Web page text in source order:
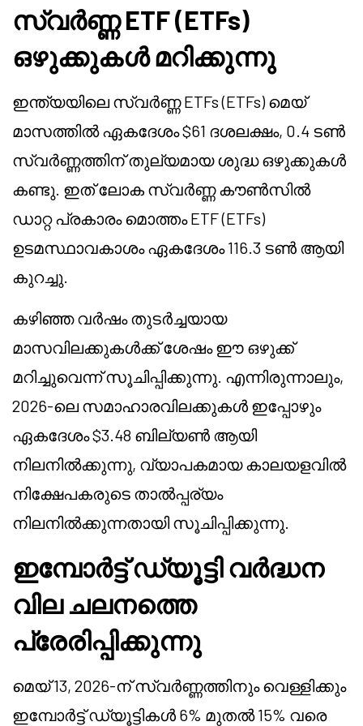
സ്വർണ്ണ ETF (ETFs)
ഒഴുക്കുകൾ മറിക്കുന്നു
ഇന്ത്യയിലെ സ്വർണ്ണ ETFs (ETFs) മെയ്
മാസത്തിൽ ഏകദേശം $61 ദശലക്ഷം, 0.4 ടൺ
സ്വർണ്ണത്തിന് തുല്യമായ ശുദ്ധ ഒഴുക്കുകൾ
കണ്ടു. ഇത് ലോക സ്വർണ്ണ കൗൺസിൽ
ഡാറ്റ പ്രകാരം മൊത്തം ETF (ETFs)
ഉടമസ്ഥാവകാശം ഏകദേശം 116.3 ടൺ ആയി
കുറച്ചു.
കഴിഞ്ഞ വർഷം തുടർച്ചയായ
മാസവിലക്കുകൾക്ക് ശേഷം ഈ ഒഴുക്ക്
മറിച്ചുവെന്ന് സൂചിപ്പിക്കുന്നു. എന്നിരുന്നാലും,
2026-ലെ സമാഹാരവിലക്കുകൾ ഇപ്പോഴും
ഏകദേശം $3.48 ബില്യൺ ആയി
നിലനിൽക്കുന്നു, വ്യാപകമായ കാലയളവിൽ
നിക്ഷേപകരുടെ താൽപ്പര്യം
നിലനിൽക്കുന്നതായി സൂചിപ്പിക്കുന്നു.
ഇമ്പോർട്ട് ഡ്യൂട്ടി വർദ്ധന
വില ചലനത്തെ
പ്രേരിപ്പിക്കുന്നു
മെയ് 13, 2026-ന് സ്വർണ്ണത്തിനും വെള്ളിക്കും
ഇമ്പോർട്ട് ഡ്യൂട്ടികൾ 6% മുതൽ 15% വരെ